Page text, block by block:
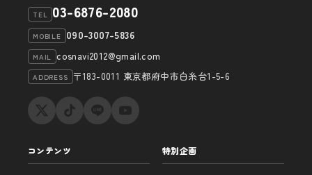
TEL 03-6876-2080
MOBILE 090-3007-5836
MAIL cosnavi2012@gmail.com
ADDRESS 〒183-0011 東京都府中市白糸台1-5-6
コンテンツ 特別企画